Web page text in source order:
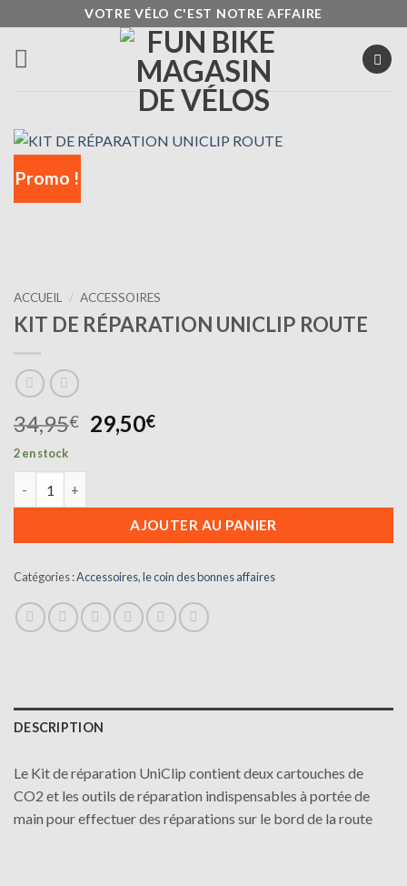
au
contenu
VOTRE VÉLO C'EST NOTRE AFFAIRE
Promo !
ACCUEIL / ACCESSOIRES
KIT DE RÉPARATION UNICLIP ROUTE
34,95€ Le
prix
34,95€.
29,50€Le
29,50€.
2 en stock
AJOUTER AU PANIER
Catégories :Accessoires,le coin des bonnes affaires
DESCRIPTION
Le Kit de réparation UniClip contient deux cartouches de
CO2 et les outils de réparation indispensables à portée de
main pour effectuer des réparations sur le bord de la route